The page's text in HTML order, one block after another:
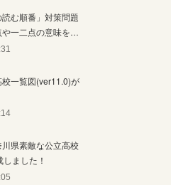
む順番」対策問題
や一二点の意味を…
一覧図(ver11.0)が
川県素敵な公立高校
ました！